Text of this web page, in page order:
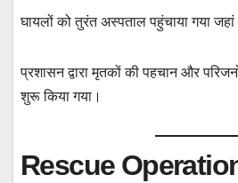
घायलों को तुरंत अस्पताल पहुंचाया गया
प्रशासन द्वारा मृतकों की पहचान और
शुरू किया गया।
Rescue